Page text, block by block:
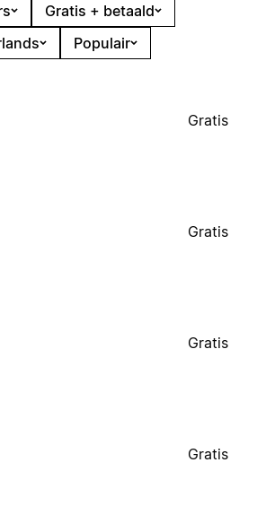
Gratis + betaald
Populair
Gratis
Gratis
Gratis
Gratis